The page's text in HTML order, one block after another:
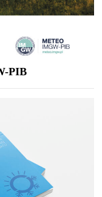
PIB